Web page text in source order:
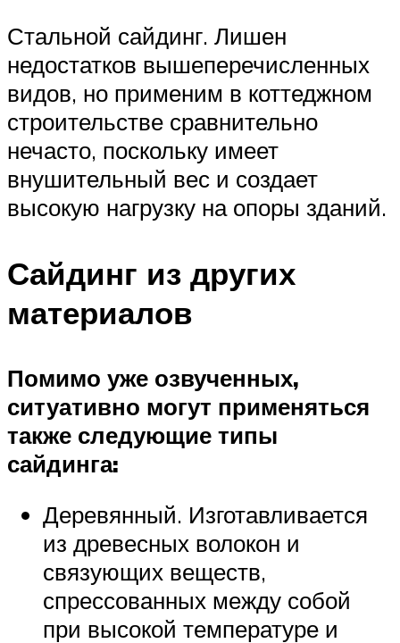
Стальной сайдинг. Лишен
недостатков вышеперечисленных
видов, но применим в коттеджном
строительстве сравнительно
нечасто, поскольку имеет
внушительный вес и создает
высокую нагрузку на опоры зданий.
Сайдинг из других
материалов
Помимо уже озвученных,
ситуативно могут применяться
также следующие типы
сайдинга:
Деревянный. Изготавливается
из древесных волокон и
связующих веществ,
спрессованных между собой
при высокой температуре и